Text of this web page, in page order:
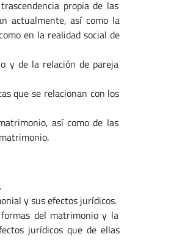
propia de las
actualmente, así como la
en la realidad social de
y de la relación de pareja
que se relacionan con los
así como de las
y sus efectos jurídicos.
del matrimonio y la
jurídicos que de ellas